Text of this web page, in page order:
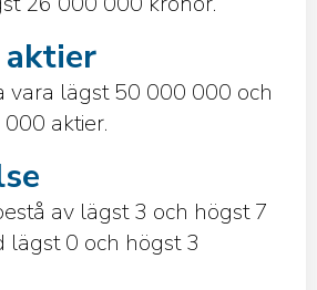
vara lägst 50 000 000 och
aktier.
av lägst 3 och högst 7
lägst 0 och högst 3